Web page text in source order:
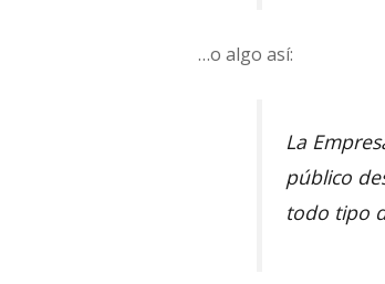
…o algo así:
La
público
todo tipo